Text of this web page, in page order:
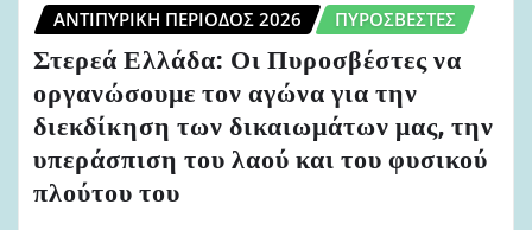
ΑΝΤΙΠΥΡΙΚΉ ΠΕΡΊΟΔΟΣ 2026
ΠΥΡΟΣΒΈΣΤΕΣ
Στερεά Ελλάδα: Οι Πυροσβέστες να
οργανώσουμε τον αγώνα για την
διεκδίκηση των δικαιωμάτων μας, την
υπεράσπιση του λαού και του φυσικού
πλούτου του